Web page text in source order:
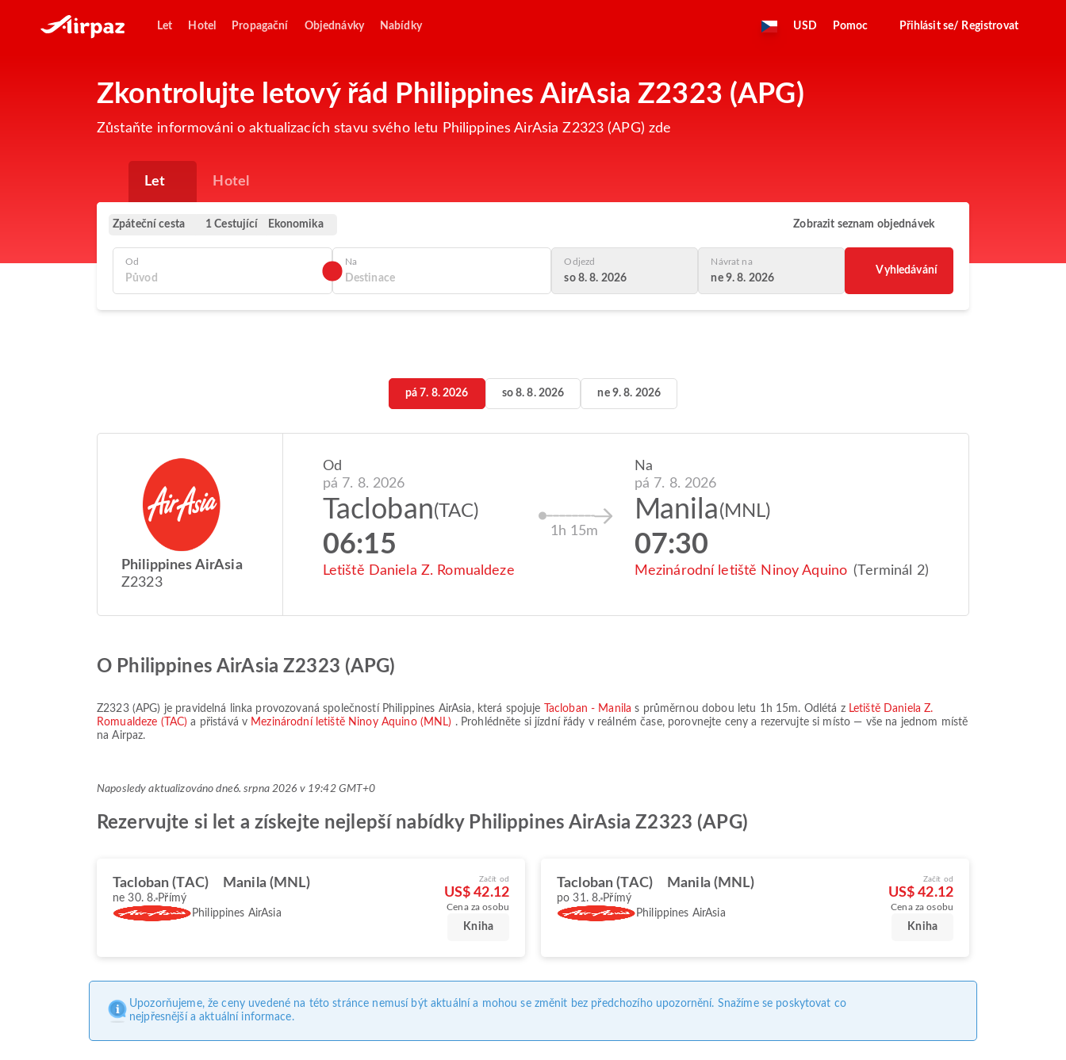
Let Hotel Propagační Objednávky Nabídky USD Pomoc Přihlásit se/ Registrovat
Zkontrolujte letový řád Philippines AirAsia Z2323 (APG)
Zůstaňte informováni o aktualizacích stavu svého letu Philippines AirAsia Z2323 (APG) zde
Let Hotel
Zpáteční cesta 1 Cestující Ekonomika Zobrazit seznam objednávek
Od Na Odjezd
so 8. 8. 2026
Návrat na
ne 9. 8. 2026
Vyhledávání
pá 7. 8. 2026 so 8. 8. 2026 ne 9. 8. 2026
Philippines AirAsia
Z2323
Od
pá 7. 8. 2026
Tacloban(TAC)
06:15
Letiště Daniela Z. Romualdeze
1h 15m
Na
pá 7. 8. 2026
Manila(MNL)
07:30
Mezinárodní letiště Ninoy Aquino (Terminál 2)
O Philippines AirAsia Z2323 (APG)
Z2323(APG) je pravidelná linka provozovaná společností Philippines AirAsia , která spojuje Tacloban - Manila s průměrnou dobou letu 1h 15m. Odlétá z Letiště Daniela Z.
Romualdeze (TAC)a přistává v Mezinárodní letiště Ninoy Aquino (MNL) . Prohlédněte si jízdní řády v reálném čase, porovnejte ceny a rezervujte si místo — vše na jednom místě
na Airpaz.
Naposledy aktualizováno dne6. srpna 2026 v 19:42 GMT+0
Rezervujte si let a získejte nejlepší nabídky Philippines AirAsia Z2323 (APG)
Tacloban (TAC) Manila (MNL)
ne 30. 8. Přímý
Philippines AirAsia
Začít od
US$ 42.12
Cena za osobu
Kniha
Tacloban (TAC) Manila (MNL)
po 31. 8. Přímý
Philippines AirAsia
Začít od
US$ 42.12
Cena za osobu
Kniha
Upozorňujeme, že ceny uvedené na této stránce nemusí být aktuální a mohou se změnit bez předchozího upozornění. Snažíme se poskytovat co
nejpřesnější a aktuální informace.